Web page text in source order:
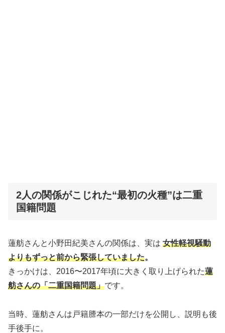
2人の関係がこじれた“最初の火種”は二重
国籍問題
蓮舫さんと小野田紀美さんの関係は、実は 女性軽視騒動
よりもずっと前から緊張していました。
きっかけは、2016〜2017年頃に大きく取り上げられた蓮
舫さんの「二重国籍問題」です。
当時、蓮舫さんは戸籍謄本の一部だけを公開し、説明も後
手後手に。